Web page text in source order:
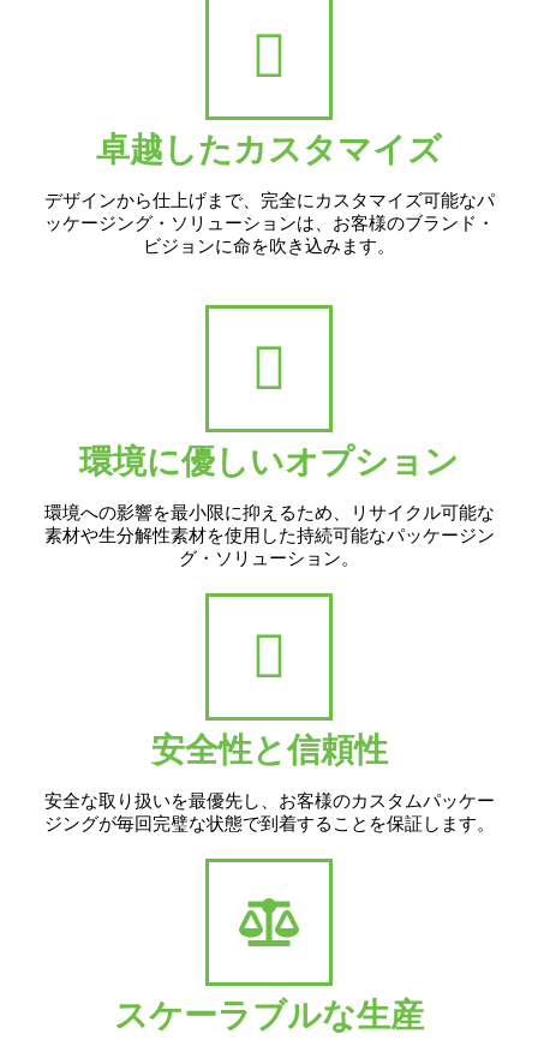
卓越したカスタマイズ
デザインから仕上げまで、完全にカスタマイズ可能なパ
ッケージング・ソリューションは、お客様のブランド・
ビジョンに命を吹き込みます。
環境に優しいオプション
環境への影響を最小限に抑えるため、リサイクル可能な
素材や生分解性素材を使用した持続可能なパッケージン
グ・ソリューション。
安全性と信頼性
安全な取り扱いを最優先し、お客様のカスタムパッケー
ジングが毎回完璧な状態で到着することを保証します。
スケーラブルな生産